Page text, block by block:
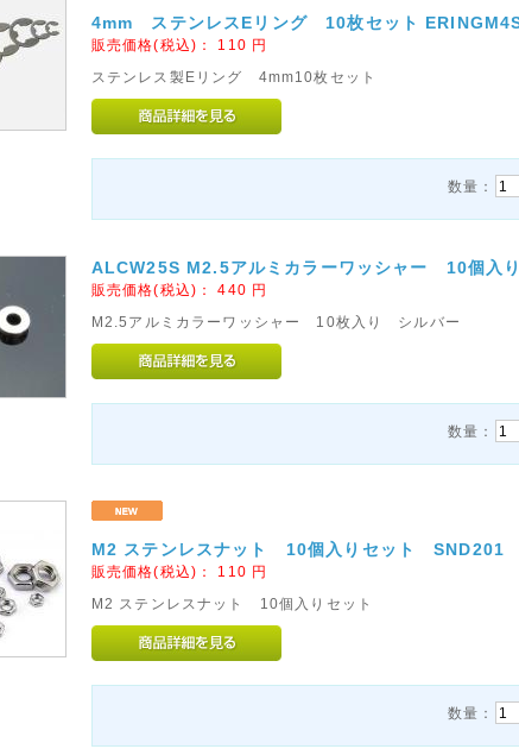
4mm ステンレスEリング 10枚セット
販売価格(税込)： 110 円
ステンレス製Eリング 4mm10枚セット
数量：
ALCW25S M2.5アルミカラーワッシャー 10個入
販売価格(税込)：440 円
M2.5アルミカラーワッシャー 10枚入り シルバー
数量：
M2 ステンレスナット 10個入りセット SND201
販売価格(税込)： 110 円
M2 ステンレスナット 10個入りセット
数量：